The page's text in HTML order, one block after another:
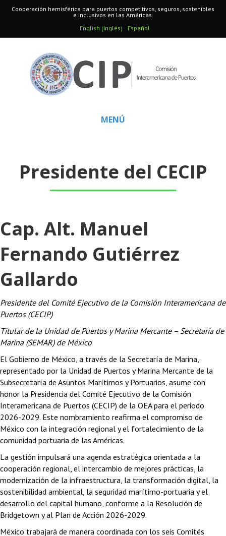
Cooperación hemisférica para puertos competitivos, seguros, sostenibles
e inclusivos en las Américas.
English (Inglés) Español
MENÚ
Presidente del CECIP
Cap. Alt. Manuel
Fernando Gutiérrez
Gallardo
Presidente del Comité Ejecutivo de la Comisión Interamericana de
Puertos (CECIP)
Titular de la Unidad de Puertos y Marina Mercante – Secretaría de
Marina (SEMAR) de México
El Gobierno de México, a través de la Secretaría de Marina,
representado por la Unidad de Puertos y Marina Mercante de la
Subsecretaría de Asuntos Marítimos y Portuarios, asume con
honor la Presidencia del Comité Ejecutivo de la Comisión
Interamericana de Puertos (CECIP) de la OEA para el periodo
2026-2029. Este nombramiento reafirma el compromiso de
México con la integración regional y el fortalecimiento de la
comunidad portuaria de las Américas.
La gestión impulsará una agenda estratégica orientada a la
cooperación regional, el intercambio de mejores prácticas, la
modernización de la infraestructura, la transformación digital, la
sostenibilidad ambiental, la seguridad marítimo-portuaria y el
desarrollo del capital humano, conforme a la Resolución de
Bridgetown y al Plan de Acción 2026-2029.
México trabajará de manera coordinada con los seis Comités